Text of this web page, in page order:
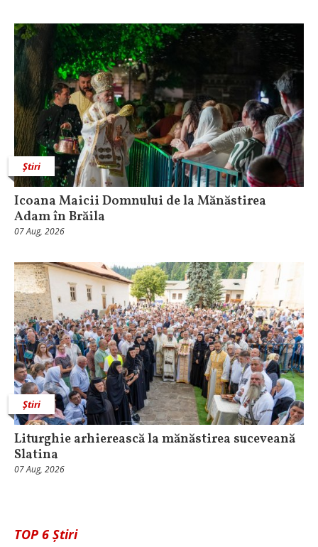
Știri
Icoana Maicii Domnului de la Mănăstirea
Adam în Brăila
07 Aug, 2026
Știri
Liturghie arhierească la mănăstirea suceveană
Slatina
07 Aug, 2026
TOP 6 Știri